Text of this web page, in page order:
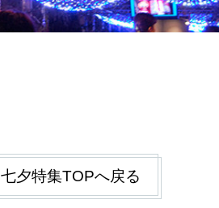
七夕特集TOPへ戻る